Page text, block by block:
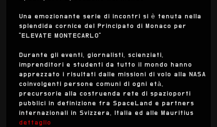
Una emozionante serie di incontri si è tenuta nella
splendida cornice del Principato di Monaco per
"ELEVATE MONTECARLO"
Durante gli eventi, giornalisti, scienziati,
imprenditori e studenti da tutto il mondo hanno
apprezzato i risultati dalle missioni di volo alla NASA
coinvolgenti persone comuni di ogni età,
precursorie alla costruenda rete di spazioporti
pubblici in definizione fra SpaceLand e partners
internazionali in Svizzera, Italia ed alle Mauritius
dettaglio